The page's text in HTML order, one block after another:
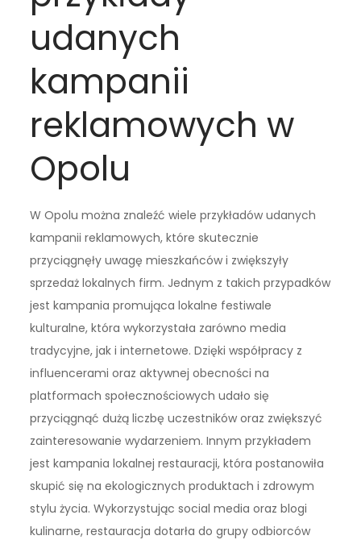
udanych
kampanii
reklamowych w
Opolu
W Opolu można znaleźć wiele przykładów udanych
kampanii reklamowych, które skutecznie
przyciągnęły uwagę mieszkańców i zwiększyły
sprzedaż lokalnych firm. Jednym z takich przypadków
jest kampania promująca lokalne festiwale
kulturalne, która wykorzystała zarówno media
tradycyjne, jak i internetowe. Dzięki współpracy z
influencerami oraz aktywnej obecności na
platformach społecznościowych udało się
przyciągnąć dużą liczbę uczestników oraz zwiększyć
zainteresowanie wydarzeniem. Innym przykładem
jest kampania lokalnej restauracji, która postanowiła
skupić się na ekologicznych produktach i zdrowym
stylu życia. Wykorzystując social media oraz blogi
kulinarne, restauracja dotarła do grupy odbiorców